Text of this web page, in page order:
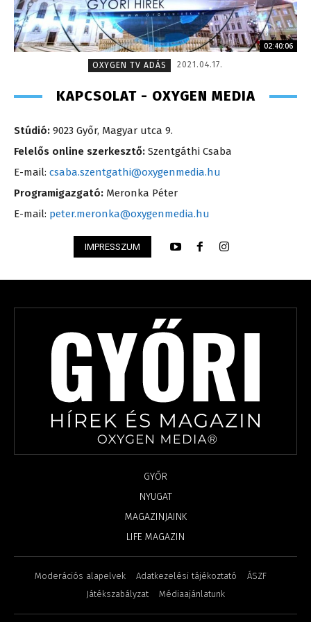
02:40:06
OXYGEN TV ADÁS
2021.04.17.
KAPCSOLAT - OXYGEN MEDIA
Stúdió: 9023 Győr, Magyar utca 9.
Felelős online szerkesztő: Szentgáthi Csaba
E-mail: csaba.szentgathi@oxygenmedia.hu
Programigazgató: Meronka Péter
E-mail: peter.meronka@oxygenmedia.hu
IMPRESSZUM
GYŐR
NYUGAT
MAGAZINJAINK
LIFE MAGAZIN
Moderációs alapelvek Adatkezelési tájékoztató
ÁSZF
Játékszabályzat
Médiaajánlatunk